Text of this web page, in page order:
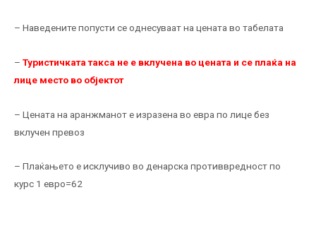
– Наведените попусти се однесуваат на цената во табелата
– Туристичката такса не е вклучена во цената и се плаќа на
лице место во објектот
– Цената на аранжманот е изразена во евра по лице без
вклучен превоз
– Плаќањето е исклучиво во денарска противвредност по
курс 1 евро=62